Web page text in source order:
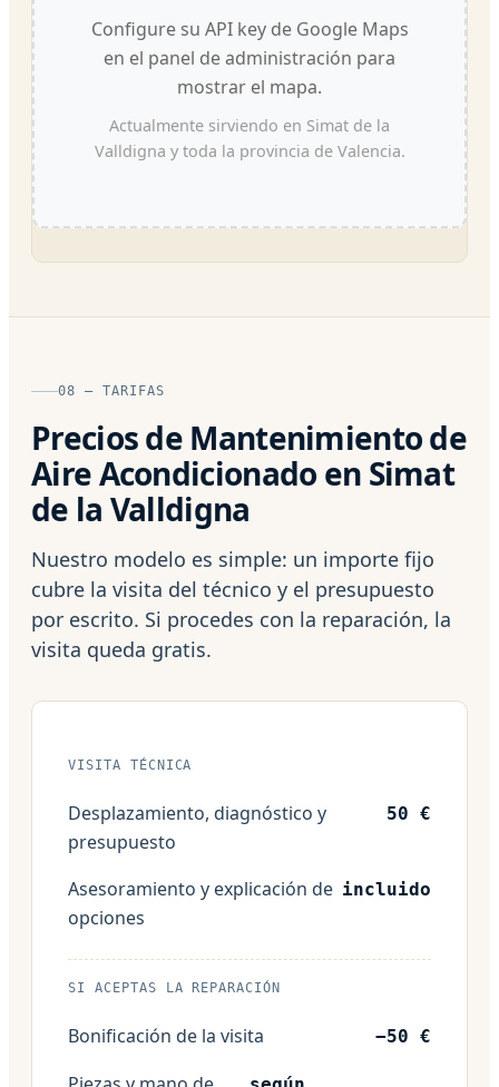
Configure su API key de Google Maps
en el panel de administración para
mostrar el mapa.
Actualmente sirviendo en Simat de la
Valldigna y toda la provincia de Valencia.
08 — TARIFAS
Precios de Mantenimiento de
Aire Acondicionado en Simat
de la Valldigna
Nuestro modelo es simple: un importe fijo
cubre la visita del técnico y el presupuesto
por escrito. Si procedes con la reparación, la
visita queda gratis.
VISITA TÉCNICA
Desplazamiento, diagnóstico y
presupuesto
50 €
Asesoramiento y explicación de
opciones
incluido
SI ACEPTAS LA REPARACIÓN
Bonificación de la visita −50 €